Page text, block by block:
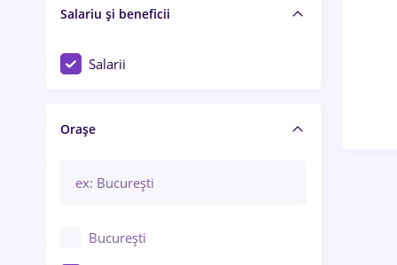
Salariu și beneficii
Salarii
Orașe
București